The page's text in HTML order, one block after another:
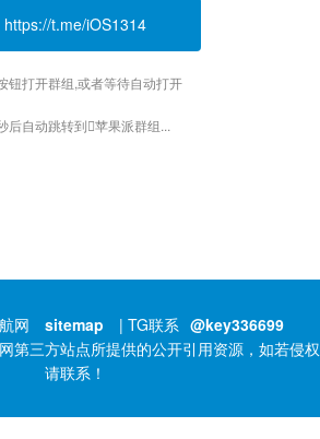
https://t.me/iOS1314
钮打开群组,或者等待自动打开
后自动跳转到苹果派群组...
网 sitemap | TG联系 @key336699
第三方站点所提供的公开引用资源，如若侵权
请联系！